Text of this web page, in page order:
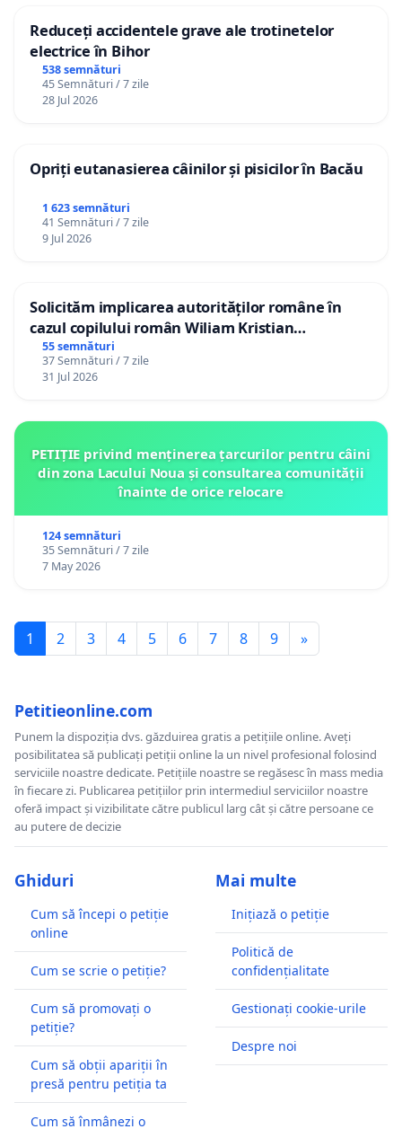
Reduceți accidentele grave ale trotinetelor
electrice în Bihor
538 semnături
45 Semnături / 7 zile
28 Jul 2026
Opriți eutanasierea câinilor și pisicilor în Bacău
1 623 semnături
41 Semnături / 7 zile
9 Jul 2026
Solicităm implicarea autorităților române în
cazul copilului român Wiliam Kristian
Gheorghe, aflat în plasament în Danemarca de
12 ani
55 semnături
37 Semnături / 7 zile
31 Jul 2026
PETIȚIE privind menținerea țarcurilor pentru câini
din zona Lacului Noua și consultarea comunității
înainte de orice relocare
124 semnături
35 Semnături / 7 zile
7 May 2026
1 2 3 4 5 6 7 8 9 »
Petitieonline.com
Punem la dispoziția dvs. găzduirea gratis a petițiile online. Aveți
posibilitatea să publicați petiții online la un nivel profesional folosind
serviciile noastre dedicate. Petițiile noastre se regăsesc în mass media
în fiecare zi. Publicarea petițiilor prin intermediul serviciilor noastre
oferă impact și vizibilitate către publicul larg cât și către persoane ce
au putere de decizie
Ghiduri
Cum să începi o petiție
online
Cum se scrie o petiție?
Cum să promovați o
petiție?
Cum să obții apariții în
presă pentru petiția ta
Cum să înmânezi o
Mai multe
Inițiază o petiție
Politică de
confidențialitate
Gestionați cookie-urile
Despre noi